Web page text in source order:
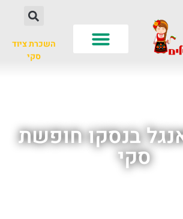
השכרת ציוד
סקי
בנסקו חופשת
סקי